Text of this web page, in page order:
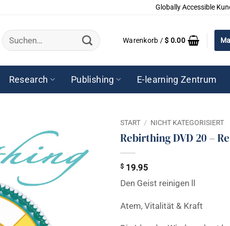
Globally Accessible
Suchen
nach:
Warenkorb /$ 0.00
Research Publishing E-learning Zentrum
START / NICHT KATEGORISIERT
Rebirthing DVD 20 –
$ 19.95
Den Geist reinigen ll
Atem, Vitalität & Kraft